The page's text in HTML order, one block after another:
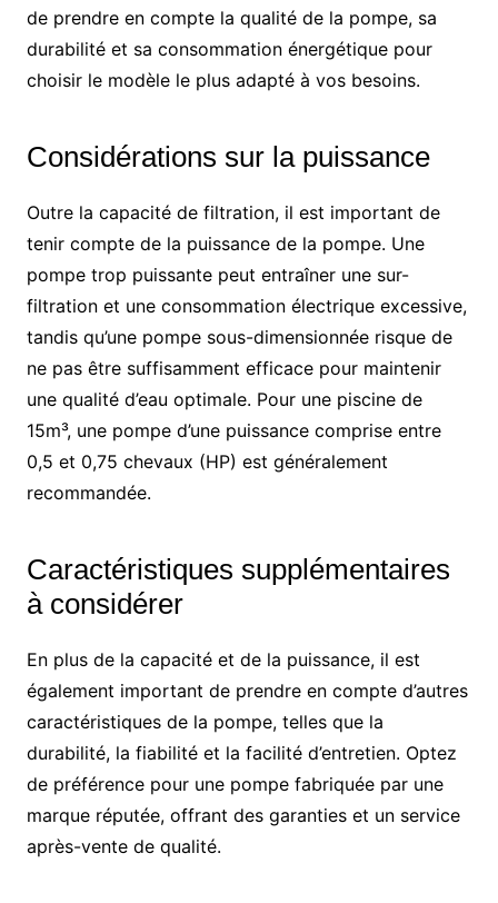
de prendre en compte la qualité de la pompe, sa
durabilité et sa consommation énergétique pour
choisir le modèle le plus adapté à vos besoins.
Considérations sur la puissance
Outre la capacité de filtration, il est important de
tenir compte de la puissance de la pompe. Une
pompe trop puissante peut entraîner une sur-
filtration et une consommation électrique excessive,
tandis qu’une pompe sous-dimensionnée risque de
ne pas être suffisamment efficace pour maintenir
une qualité d’eau optimale. Pour une piscine de
15m³, une pompe d’une puissance comprise entre
0,5 et 0,75 chevaux (HP) est généralement
recommandée.
Caractéristiques supplémentaires
à considérer
En plus de la capacité et de la puissance, il est
également important de prendre en compte d’autres
caractéristiques de la pompe, telles que la
durabilité, la fiabilité et la facilité d’entretien. Optez
de préférence pour une pompe fabriquée par une
marque réputée, offrant des garanties et un service
après-vente de qualité.